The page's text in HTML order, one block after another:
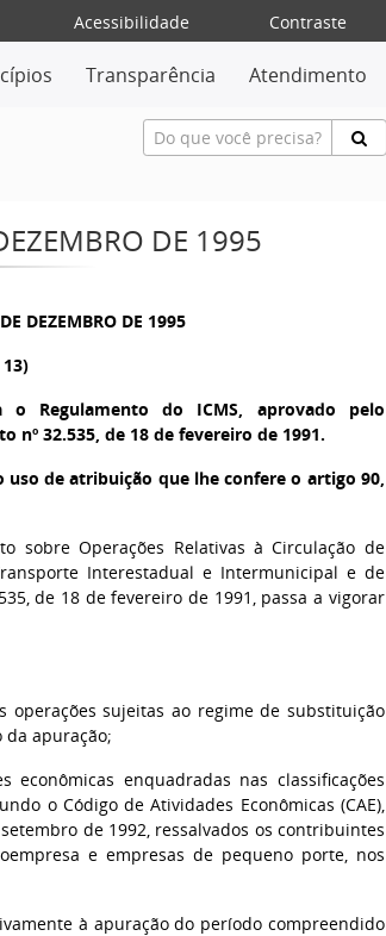
Acessibilidade
Contraste
Transparência Atendimento
DE 1995
DEZEMBRO DE 1995
o Regulamento do ICMS, aprovado pelo
nº 32.535, de 18 de fevereiro de 1991.
uso de atribuição que lhe confere o artigo 90,
sobre Operações Relativas à Circulação de
Interestadual e Intermunicipal e de
de 18 de fevereiro de 1991, passa a vigorar
sujeitas ao regime de substituição
da apuração;
enquadradas nas classificações
o Código de Atividades Econômicas (CAE),
de 1992, ressalvados os contribuintes
e empresas de pequeno porte, nos
à apuração do período compreendido